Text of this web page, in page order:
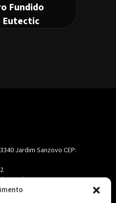
Fundido
Eutectic
Jardim Sanzovo CEP: